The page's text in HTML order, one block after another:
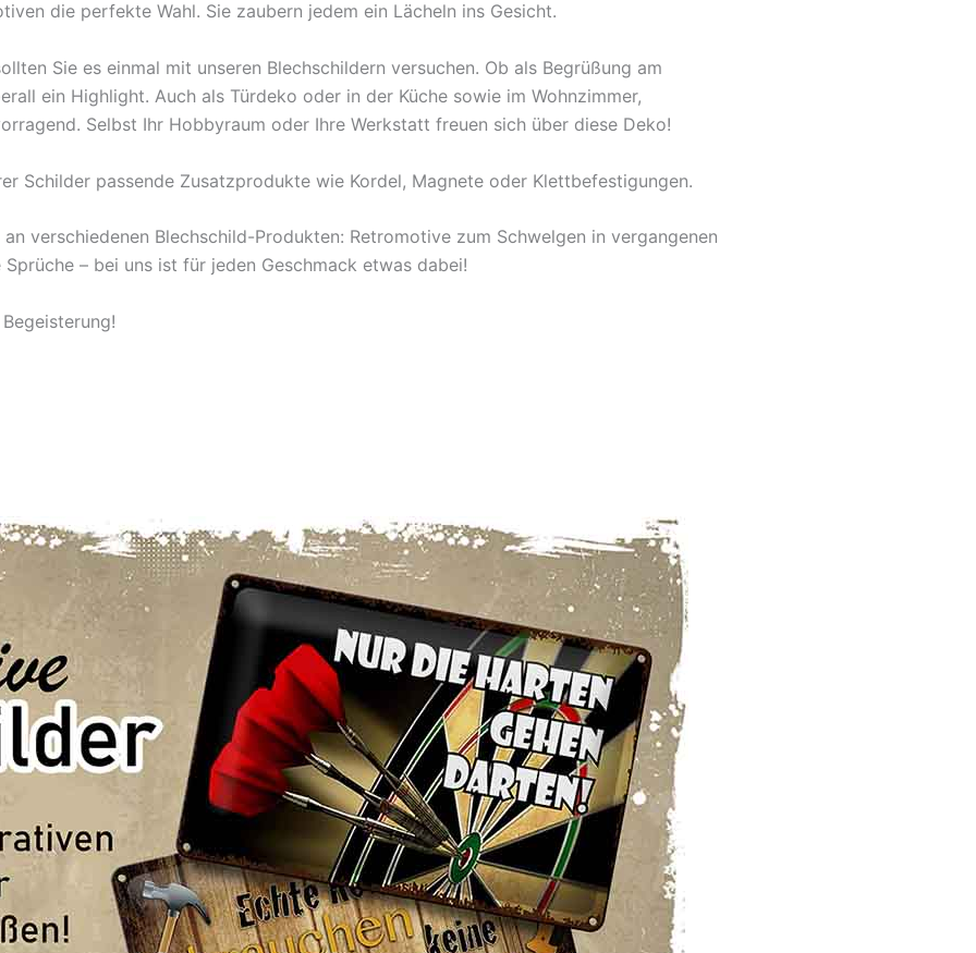
die perfekte Wahl. Sie zaubern jedem ein Lächeln ins Gesicht.
Sie es einmal mit unseren Blechschildern versuchen. Ob als Begrüßung am
ein Highlight. Auch als Türdeko oder in der Küche sowie im Wohnzimmer,
Selbst Ihr Hobbyraum oder Ihre Werkstatt freuen sich über diese Deko!
Schilder passende Zusatzprodukte wie Kordel, Magnete oder Klettbefestigungen.
verschiedenen Blechschild-Produkten: Retromotive zum Schwelgen in vergangenen
– bei uns ist für jeden Geschmack etwas dabei!